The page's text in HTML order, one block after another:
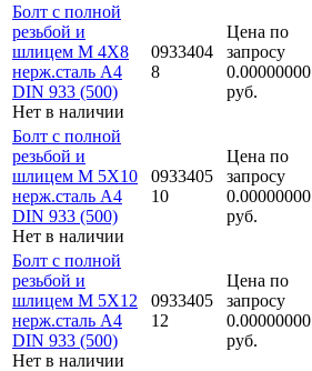
Болт с полной
резьбой и
шлицем M 4Х8
нерж.сталь A4
DIN 933 (500)
Нет в наличии
0933404
8
Цена по
запросу
0.00000000
руб.
Болт с полной
резьбой и
шлицем M 5Х10
нерж.сталь A4
DIN 933 (500)
Нет в наличии
0933405
10
Цена по
запросу
0.00000000
руб.
Болт с полной
резьбой и
шлицем M 5Х12
нерж.сталь A4
DIN 933 (500)
Нет в наличии
0933405
12
Цена по
запросу
0.00000000
руб.